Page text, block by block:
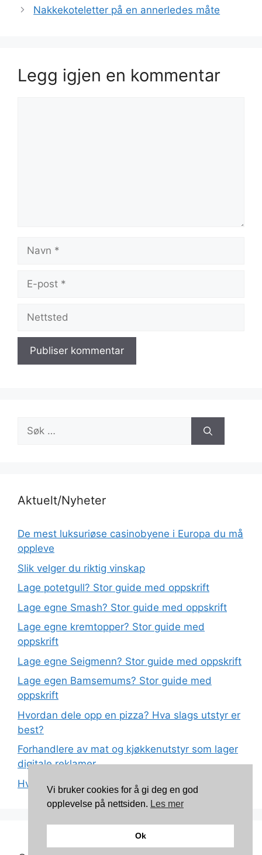
Nakkekoteletter på en annerledes måte
Legg igjen en kommentar
Navn
Nettsted
Søk
etter:
Aktuelt/Nyheter
De mest luksuriøse casinobyene i Europa du må
oppleve
Slik velger du riktig vinskap
Lage potetgull? Stor guide med oppskrift
Lage egne Smash? Stor guide med oppskrift
Lage egne kremtopper? Stor guide med
oppskrift
Lage egne Seigmenn? Stor guide med oppskrift
Lage egen Bamsemums? Stor guide med
oppskrift
Hvordan dele opp en pizza? Hva slags utstyr er
best?
Forhandlere av mat og kjøkkenutstyr som lager
digitale reklamer
Hva betyr det at plast har matkvalitet?
Kontakt: torunnbeategjerven@gmail.com
Vi bruker cookies for å gi deg en god
opplevelse på nettsiden. Les mer
Ok